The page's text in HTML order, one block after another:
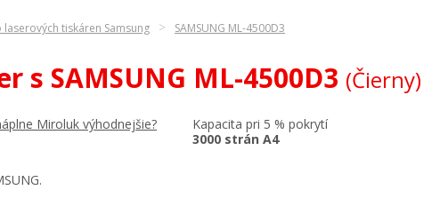
tiskáren Samsung SAMSUNG ML-4500D3
s SAMSUNG ML-4500D3 (Čierny)
Miroluk výhodnejšie?
Kapacita pri 5 % pokrytí
3000 strán A4